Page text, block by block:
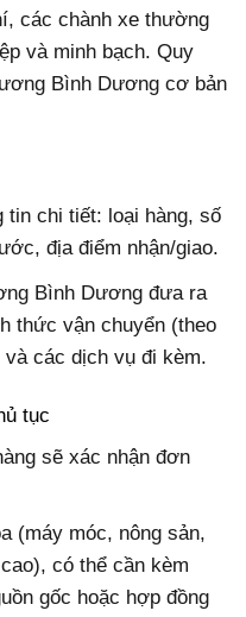
các chành xe thường
và minh bạch. Quy
Bình Dương cơ bản
tin chi tiết: loại hàng, số
địa điểm nhận/giao.
Bình Dương đưa ra
thức vận chuyển (theo
và các dịch vụ đi kèm.
tục
sẽ xác nhận đơn
(máy móc, nông sản,
có thể cần kèm
gốc hoặc hợp đồng